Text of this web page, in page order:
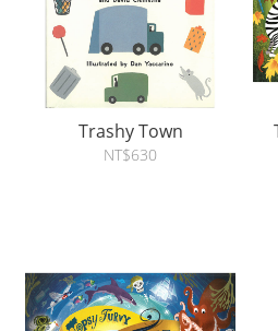
Trashy Town
NT$630